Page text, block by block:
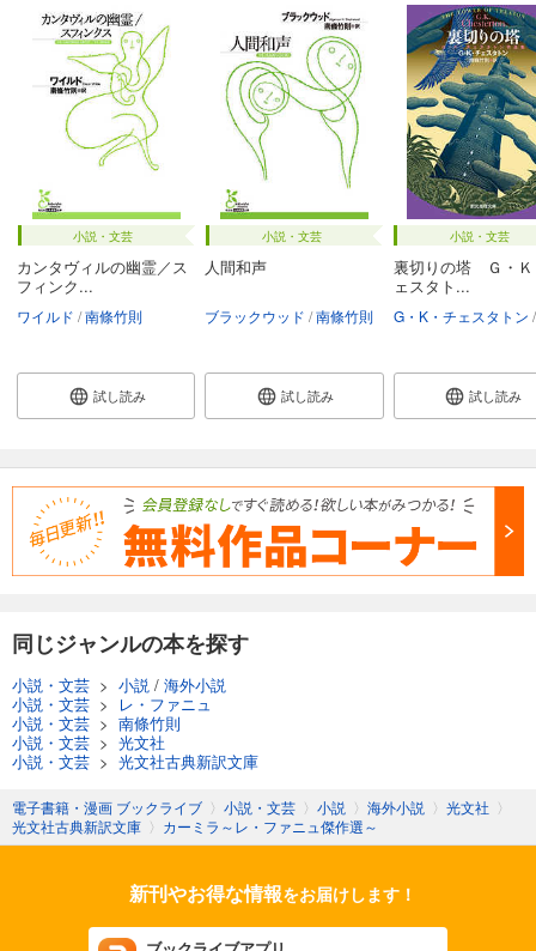
小説・文芸
カンタヴィルの幽霊／ス
フィンク...
ワイルド 南條竹則
試し読み
小説・文芸
人間和声
ブラックウッド 南條竹則
試し読み
小説・文芸
裏切りの塔 Ｇ・Ｋ
ェスタト...
G・K・チェスタトン
試し読み
同じジャンルの本を探す
小説・文芸 > 小説 / 海外小説
小説・文芸 >
レ・ファニュ
小説・文芸 > 南條竹則
小説・文芸 > 光文社
小説・文芸 > 光文社古典新訳文庫
電子書籍・漫画 ブックライブ 〉 小説・文芸 〉 小説 〉 海外小説 〉 光文社 〉
光文社古典新訳文庫 〉 カーミラ～レ・ファニュ傑作選～
新刊やお得な情報をお届けします！